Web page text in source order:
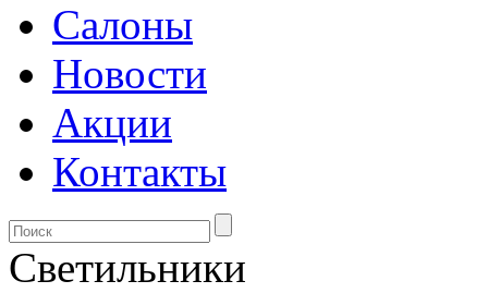
Салоны
Новости
Акции
Контакты
Светильники